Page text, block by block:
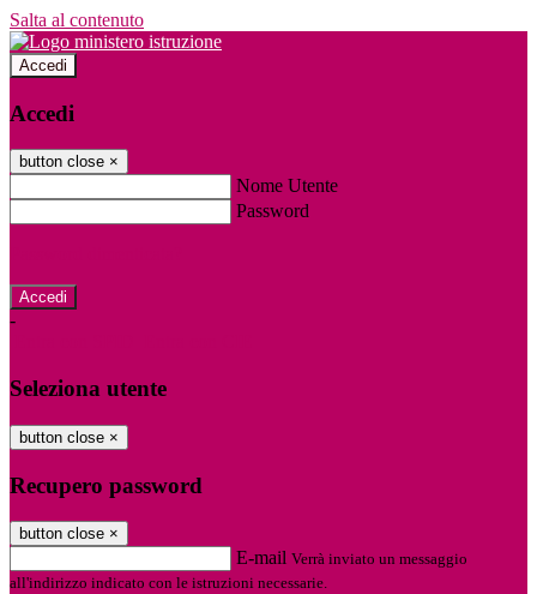
Salta al contenuto
Accedi
Accedi
button close ×
Nome Utente
Password
-
Seleziona utente
button close ×
Recupero password
button close ×
E-mail Verrà inviato un messaggio
all'indirizzo indicato con le istruzioni necessarie.